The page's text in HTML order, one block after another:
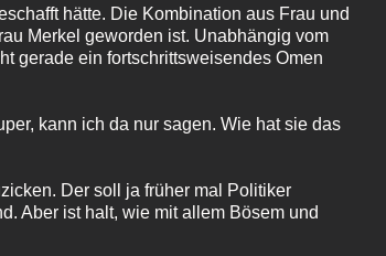
hätte. Die Kombination aus Frau und
Merkel geworden ist. Unabhängig vom
gerade ein fortschrittsweisendes Omen
kann ich da nur sagen. Wie hat sie das
Der soll ja früher mal Politiker
Aber ist halt, wie mit allem Bösem und